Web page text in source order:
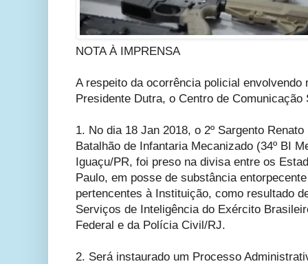
NOTA À IMPRENSA
A respeito da ocorrência policial
Presidente Dutra, o Centro de
1. No dia 18 Jan 2018, o 2º Sargento
Batalhão de Infantaria Mecanizado (34º BI
Iguaçu/PR, foi preso na divisa entre os
Paulo, em posse de substância
pertencentes à Instituição, como resultado
Serviços de Inteligência do Exército
Federal e da Polícia Civil/RJ.
2. Será instaurado um Processo